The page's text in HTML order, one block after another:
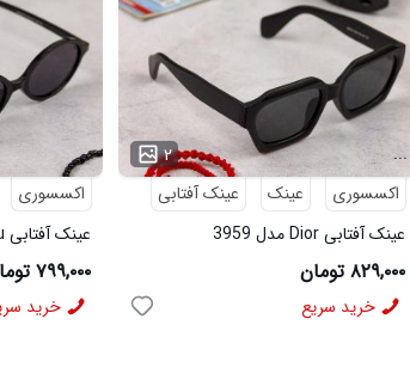
۲
...
اکسسوری
عینک
عینک آفتابی
عینک آفتابی Dior مدل 3959
۸۲۹,۰۰۰ تومان
خرید سریع
...
اکسسوری
عینک آفتابی MiuMiu مدل 3958
۷۹۹,۰۰۰ تومان
خرید